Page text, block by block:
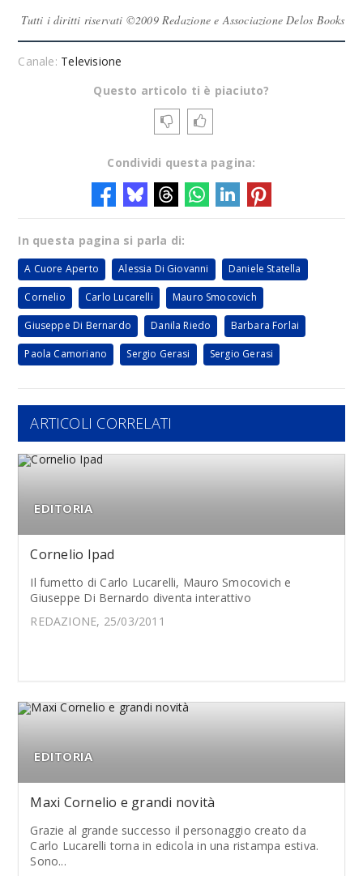
Tutti i diritti riservati ©2009 Redazione e Associazione Delos Books
Canale: Televisione
Questo articolo ti è piaciuto?
Condividi questa pagina:
In questa pagina si parla di:
A Cuore Aperto Alessia Di Giovanni Daniele Statella
Cornelio Carlo Lucarelli Mauro Smocovich
Giuseppe Di Bernardo Danila Riedo Barbara Forlai
Paola Camoriano Sergio Gerasi Sergio Gerasi
ARTICOLI CORRELATI
EDITORIA
Cornelio Ipad
Il fumetto di Carlo Lucarelli, Mauro Smocovich e
Giuseppe Di Bernardo diventa interattivo
REDAZIONE, 25/03/2011
EDITORIA
Maxi Cornelio e grandi novità
Grazie al grande successo il personaggio creato da
Carlo Lucarelli torna in edicola in una ristampa estiva.
Sono...